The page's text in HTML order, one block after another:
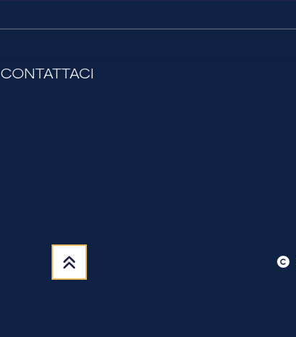
CONTATTACI